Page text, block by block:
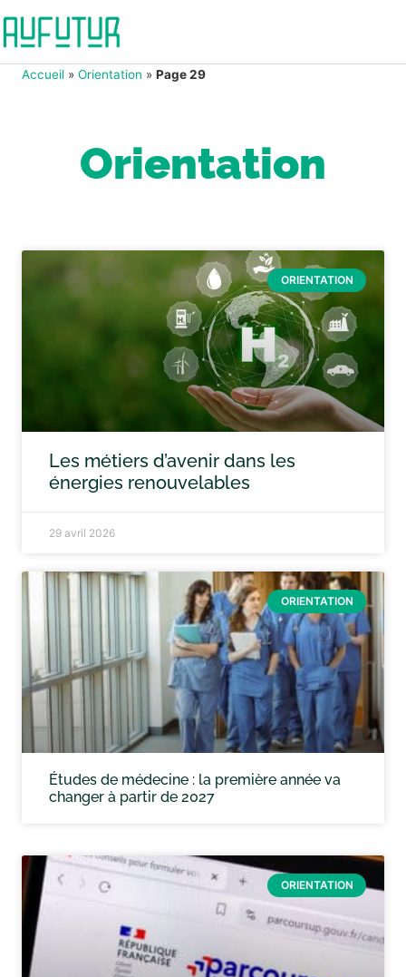
Accueil » Orientation » Page 29
Orientation
ORIENTATION
Les métiers d’avenir dans les
énergies renouvelables
29 avril 2026
ORIENTATION
Études de médecine : la première année va
changer à partir de 2027
ORIENTATION